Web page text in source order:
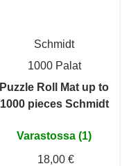
Schmidt
1000 Palat
Puzzle Roll Mat up to
1000 pieces Schmidt
Varastossa (1)
18,00 €